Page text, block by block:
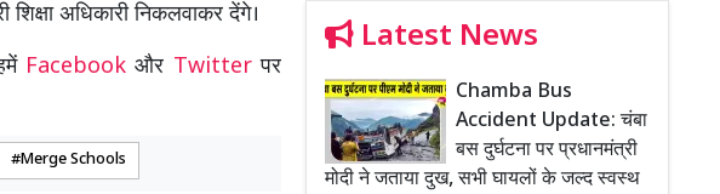
अधिकारी निकलवाकर देंगे।
Facebookऔर Twitterपर
Merge Schools
Latest News
Chamba Bus
Accident Update: चंबा
बस दुर्घटना पर प्रधानमंत्री
मोदी ने जताया दुख, सभी घायलों के जल्द स्वस्थ